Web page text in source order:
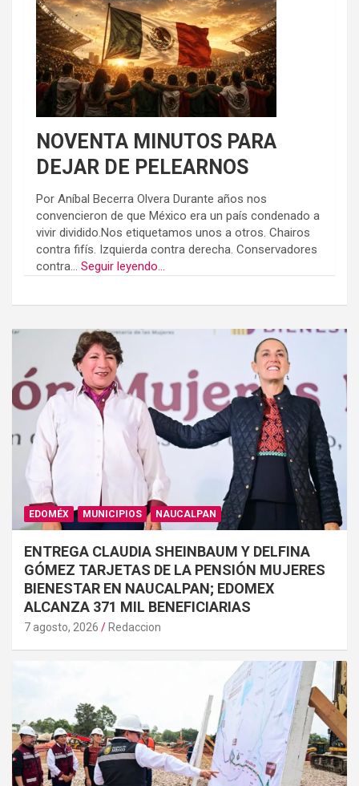
NOVENTA MINUTOS PARA
DEJAR DE PELEARNOS
Por Aníbal Becerra Olvera Durante años nos
convencieron de que México era un país condenado a
vivir dividido.Nos etiquetamos unos a otros. Chairos
contra fifís. Izquierda contra derecha. Conservadores
contra... Seguir leyendo...
EDOMÉX MUNICIPIOS NAUCALPAN
ENTREGA CLAUDIA SHEINBAUM Y DELFINA
GÓMEZ TARJETAS DE LA PENSIÓN MUJERES
BIENESTAR EN NAUCALPAN; EDOMEX
ALCANZA 371 MIL BENEFICIARIAS
7 agosto, 2026 Redaccion